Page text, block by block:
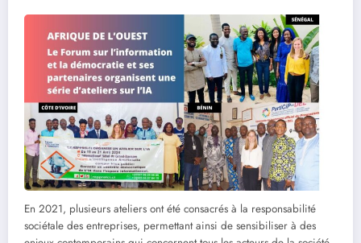
En 2021, plusieurs ateliers ont été consacrés à la responsabilité
sociétale des entreprises, permettant ainsi de sensibiliser à des